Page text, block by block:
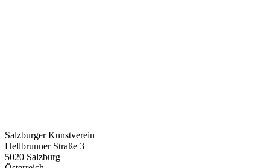
Salzburger Kunstverein
Hellbrunner Straße 3
5020 Salzburg